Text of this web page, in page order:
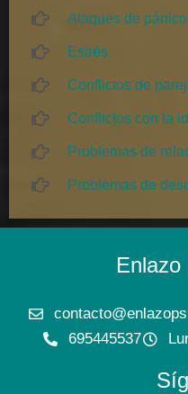
Ataques de pánico
Estrés
Conflictos de
Conflictos con la
Problemas de
Problemas de
Enlazo
695445537